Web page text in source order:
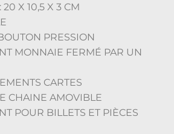
X 10,5 X 3 CM
PRESSION
MONNAIE FERMÉ PAR UN
CARTES
CHAINE AMOVIBLE
POUR BILLETS ET PIÈCES